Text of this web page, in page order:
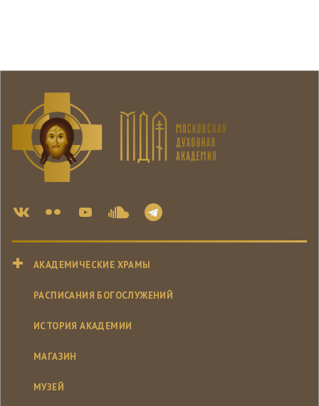
АКАДЕМИЧЕСКИЕ ХРАМЫ
РАСПИСАНИЯ БОГОСЛУЖЕНИЙ
ИСТОРИЯ АКАДЕМИИ
МАГАЗИН
МУЗЕЙ